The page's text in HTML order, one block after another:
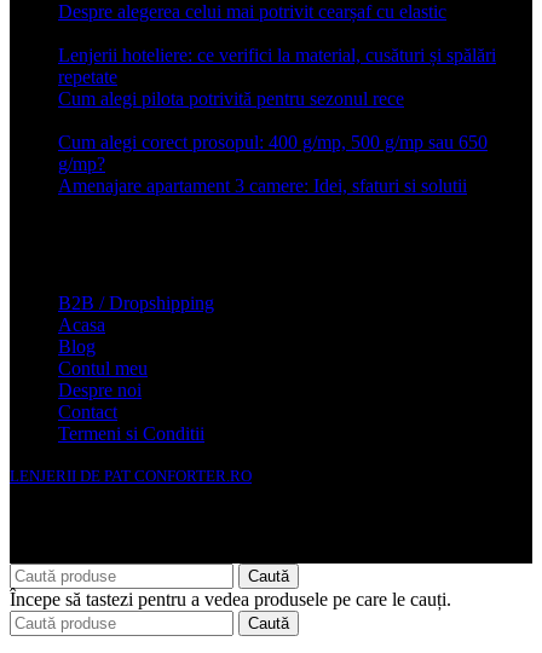
Despre alegerea celui mai potrivit cearșaf cu elastic
Lenjerii hoteliere: ce verifici la material, cusături și spălări
repetate
Cum alegi pilota potrivită pentru sezonul rece
Cum alegi corect prosopul: 400 g/mp, 500 g/mp sau 650
g/mp?
Amenajare apartament 3 camere: Idei, sfaturi si solutii
B2B / Dropshipping
Acasa
Blog
Contul meu
Despre noi
Contact
Termeni si Conditii
LENJERII DE PAT CONFORTER.RO
Caută
Începe să tastezi pentru a vedea produsele pe care le cauți.
Caută